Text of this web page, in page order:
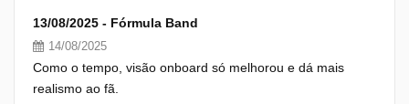
13/08/2025 - Fórmula Band
14/08/2025
Como o tempo, visão onboard só melhorou e dá mais
realismo ao fã.